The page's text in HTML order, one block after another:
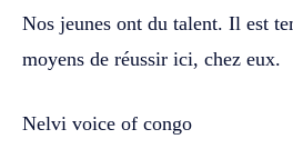
Nos jeunes ont du talent. Il est
moyens de réussir ici, chez eux.
Nelvi voice of congo